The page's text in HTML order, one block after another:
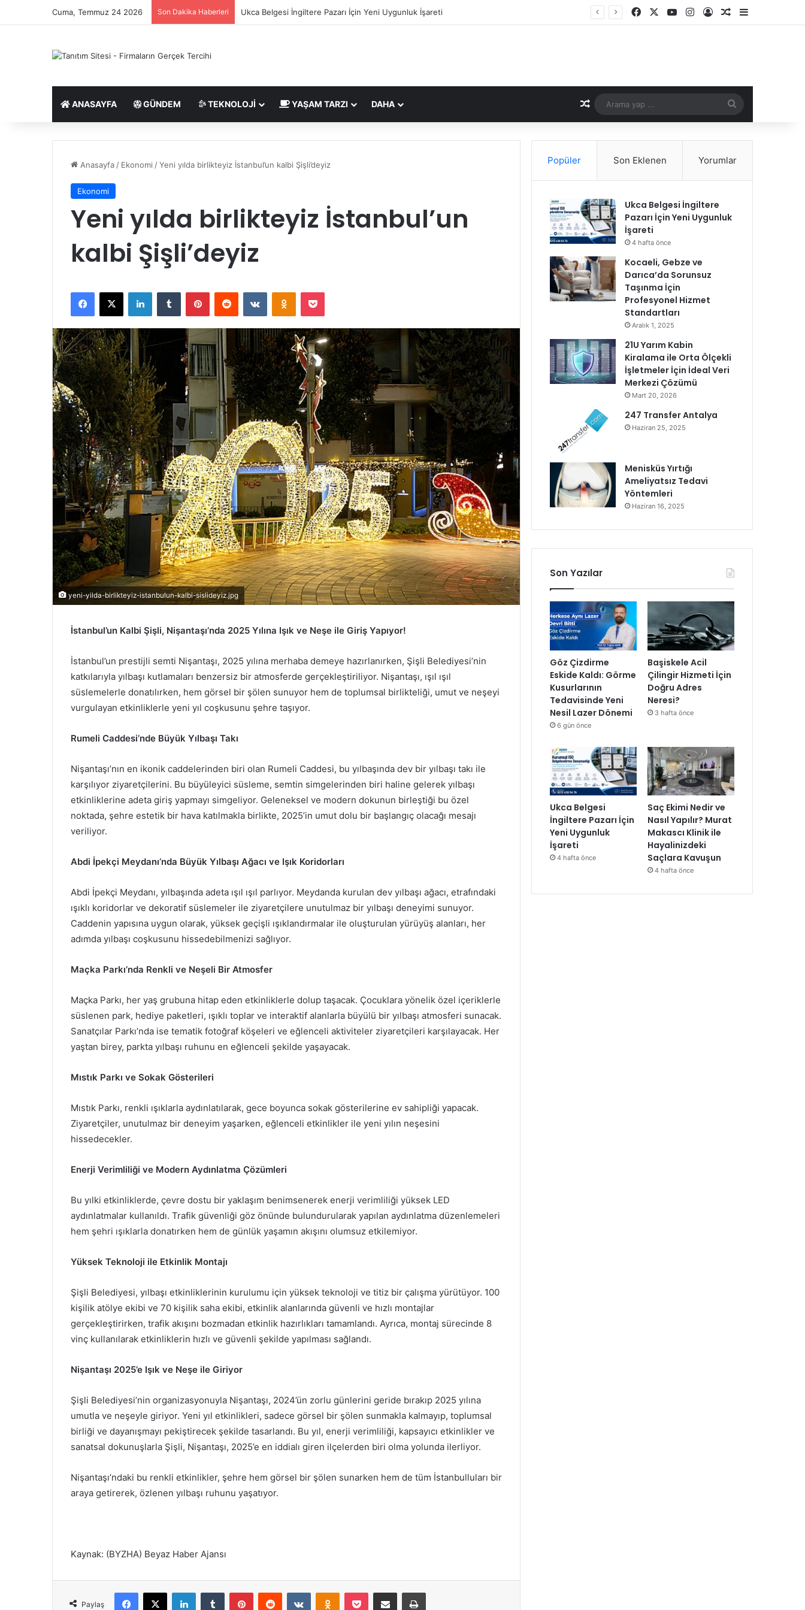
Cuma, Temmuz 24 2026 Son Dakika Haberleri Ukca Belgesi İngiltere Pazarı İçin Yeni Uygunluk İşareti Facebook YouTubeInstagramKayıt OlRastgele Makale
ANASAYFA GÜNDEM TEKNOLOJI YAŞAM TARZI DAHA Rastgele Makale
yap
Anasayfa / Ekonomi /Yeni yılda birlikteyiz İstanbul’un kalbi Şişli’deyiz
Ekonomi
Yeni yılda birlikteyiz İstanbul’un
kalbi Şişli’deyiz
yeni-yilda-birlikteyiz-istanbulun-kalbi-sislideyiz.jpg
İstanbul’un Kalbi Şişli, Nişantaşı’nda 2025 Yılına Işık ve Neşe ile Giriş Yapıyor!
İstanbul’un prestijli semti Nişantaşı, 2025 yılına merhaba demeye hazırlanırken, Şişli Belediyesi’nin
katkılarıyla yılbaşı kutlamaları benzersiz bir atmosferde gerçekleştiriliyor. Nişantaşı, ışıl ışıl
süslemelerle donatılırken, hem görsel bir şölen sunuyor hem de toplumsal birlikteliği, umut ve neşeyi
vurgulayan etkinliklerle yeni yıl coşkusunu şehre taşıyor.
Rumeli Caddesi’nde Büyük Yılbaşı Takı
Nişantaşı’nın en ikonik caddelerinden biri olan Rumeli Caddesi, bu yılbaşında dev bir yılbaşı takı ile
karşılıyor ziyaretçilerini. Bu büyüleyici süsleme, semtin simgelerinden biri haline gelerek yılbaşı
etkinliklerine adeta giriş yapmayı simgeliyor. Geleneksel ve modern dokunun birleştiği bu özel
noktada, şehre estetik bir hava katılmakla birlikte, 2025’in umut dolu bir başlangıç olacağı mesajı
veriliyor.
Abdi İpekçi Meydanı’nda Büyük Yılbaşı Ağacı ve Işık Koridorları
Abdi İpekçi Meydanı, yılbaşında adeta ışıl ışıl parlıyor. Meydanda kurulan dev yılbaşı ağacı, etrafındaki
ışıklı koridorlar ve dekoratif süslemeler ile ziyaretçilere unutulmaz bir yılbaşı deneyimi sunuyor.
Caddenin yapısına uygun olarak, yüksek geçişli ışıklandırmalar ile oluşturulan yürüyüş alanları, her
adımda yılbaşı coşkusunu hissedebilmenizi sağlıyor.
Maçka Parkı’nda Renkli ve Neşeli Bir Atmosfer
Maçka Parkı, her yaş grubuna hitap eden etkinliklerle dolup taşacak. Çocuklara yönelik özel içeriklerle
süslenen park, hediye paketleri, ışıklı toplar ve interaktif alanlarla büyülü bir yılbaşı atmosferi sunacak.
Sanatçılar Parkı’nda ise tematik fotoğraf köşeleri ve eğlenceli aktiviteler ziyaretçileri karşılayacak. Her
yaştan birey, parkta yılbaşı ruhunu en eğlenceli şekilde yaşayacak.
Mıstık Parkı ve Sokak Gösterileri
Mıstık Parkı, renkli ışıklarla aydınlatılarak, gece boyunca sokak gösterilerine ev sahipliği yapacak.
Ziyaretçiler, unutulmaz bir deneyim yaşarken, eğlenceli etkinlikler ile yeni yılın neşesini
hissedecekler.
Enerji Verimliliği ve Modern Aydınlatma Çözümleri
Bu yılki etkinliklerde, çevre dostu bir yaklaşım benimsenerek enerji verimliliği yüksek LED
aydınlatmalar kullanıldı. Trafik güvenliği göz önünde bulundurularak yapılan aydınlatma düzenlemeleri
hem şehri ışıklarla donatırken hem de günlük yaşamın akışını olumsuz etkilemiyor.
Yüksek Teknoloji ile Etkinlik Montajı
Şişli Belediyesi, yılbaşı etkinliklerinin kurulumu için yüksek teknoloji ve titiz bir çalışma yürütüyor. 100
kişilik atölye ekibi ve 70 kişilik saha ekibi, etkinlik alanlarında güvenli ve hızlı montajlar
gerçekleştirirken, trafik akışını bozmadan etkinlik hazırlıkları tamamlandı. Ayrıca, montaj sürecinde 8
vinç kullanılarak etkinliklerin hızlı ve güvenli şekilde yapılması sağlandı.
Nişantaşı 2025’e Işık ve Neşe ile Giriyor
Şişli Belediyesi’nin organizasyonuyla Nişantaşı, 2024’ün zorlu günlerini geride bırakıp 2025 yılına
umutla ve neşeyle giriyor. Yeni yıl etkinlikleri, sadece görsel bir şölen sunmakla kalmayıp, toplumsal
birliği ve dayanışmayı pekiştirecek şekilde tasarlandı. Bu yıl, enerji verimliliği, kapsayıcı etkinlikler ve
sanatsal dokunuşlarla Şişli, Nişantaşı, 2025’e en iddialı giren ilçelerden biri olma yolunda ilerliyor.
Nişantaşı’ndaki bu renkli etkinlikler, şehre hem görsel bir şölen sunarken hem de tüm İstanbulluları bir
araya getirerek, özlenen yılbaşı ruhunu yaşatıyor.
Kaynak: (BYZHA) Beyaz Haber Ajansı
Paylaş
Popüler Son Eklenen Yorumlar
Ukca Belgesi İngiltere
Pazarı İçin Yeni Uygunluk
İşareti
4 hafta önce
Kocaeli, Gebze ve
Darıca’da Sorunsuz
Taşınma İçin
Profesyonel Hizmet
Standartları
Aralık 1, 2025
21U Yarım Kabin
Kiralama ile Orta Ölçekli
İşletmeler İçin İdeal Veri
Merkezi Çözümü
Mart 20, 2026
247 Transfer Antalya
Haziran 25, 2025
Menisküs Yırtığı
Ameliyatsız Tedavi
Yöntemleri
Haziran 16, 2025
Son Yazılar
Göz Çizdirme
Eskide Kaldı: Görme
Kusurlarının
Tedavisinde Yeni
Nesil Lazer Dönemi
6 gün önce
Başiskele Acil
Çilingir Hizmeti İçin
Doğru Adres
Neresi?
3 hafta önce
Ukca Belgesi
İngiltere Pazarı İçin
Yeni Uygunluk
İşareti
4 hafta önce
Saç Ekimi Nedir ve
Nasıl Yapılır? Murat
Makascı Klinik ile
Hayalinizdeki
Saçlara Kavuşun
4 hafta önce